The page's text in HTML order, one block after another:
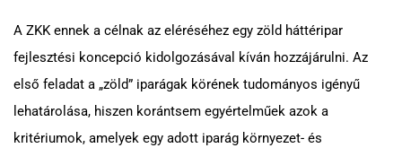
A ZKK ennek a célnak az eléréséhez egy zöld háttéripar
fejlesztési koncepció kidolgozásával kíván hozzájárulni. Az
első feladat a „zöld” iparágak körének tudományos igényű
lehatárolása, hiszen korántsem egyértelműek azok a
kritériumok, amelyek egy adott iparág környezet- és